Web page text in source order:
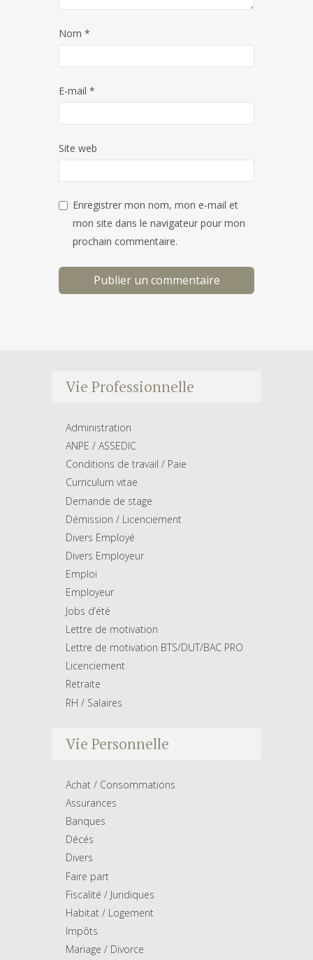
Nom *
E-mail *
Site web
Enregistrer mon nom, mon e-mail et
mon site dans le navigateur pour mon
prochain commentaire.
Vie Professionnelle
Administration
ANPE / ASSEDIC
Conditions de travail / Paie
Curriculum vitae
Demande de stage
Démission / Licenciement
Divers Employé
Divers Employeur
Emploi
Employeur
Jobs d’été
Lettre de motivation
Lettre de motivation BTS/DUT/BAC PRO
Licenciement
Retraite
RH / Salaires
Vie Personnelle
Achat / Consommations
Assurances
Banques
Décés
Divers
Faire part
Fiscalité / Juridiques
Habitat / Logement
Impôts
Mariage / Divorce